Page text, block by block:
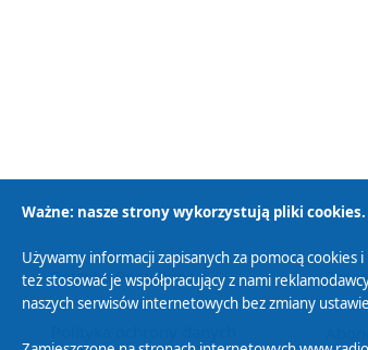
Polityka Prywatności
Ważne: nasze strony wykorzystują pliki cookies.
Używamy informacji zapisanych za pomocą
też stosować je współpracujący z nami
naszych serwisów internetowych bez zmiany